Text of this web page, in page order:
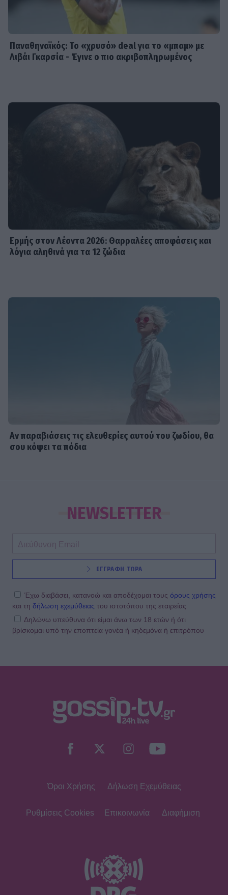
Παναθηναϊκός: Το «χρυσό» deal για το «μπαμ» με
Λιβάι Γκαρσία - Έγινε ο πιο ακριβοπληρωμένος
Ερμής στον Λέοντα 2026: Θαρραλέες αποφάσεις και
λόγια αληθινά για τα 12 ζώδια
Αν παραβιάσεις τις ελευθερίες αυτού του ζωδίου, θα
σου κόψει τα πόδια
NEWSLETTER
ΕΓΓΡΑΦΗ ΤΩΡΑ
Έχω διαβάσει, κατανοώ και αποδέχομαι τους όρους χρήσης
και τη δήλωση εχεμύθειας του ιστοτόπου της εταιρείας
Δηλώνω υπεύθυνα ότι είμαι άνω των 18 ετών ή ότι
βρίσκομαι υπό την εποπτεία γονέα ή κηδεμόνα ή επιτρόπου
Όροι Χρήσης Δήλωση Εχεμύθειας
Ρυθμίσεις Cookies Επικοινωνία Διαφήμιση